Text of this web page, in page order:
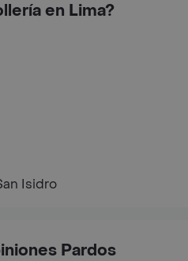
en Lima?
Isidro
Pardos